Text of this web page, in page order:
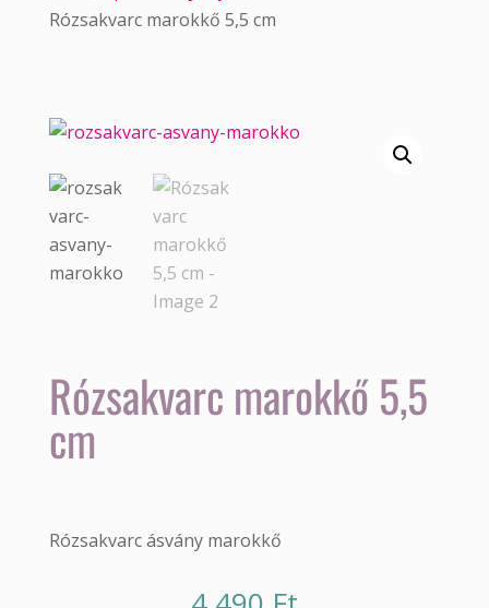
Rózsakvarc marokkő 5,5 cm
Rózsakvarc marokkő 5,5
cm
Rózsakvarc ásvány marokkő